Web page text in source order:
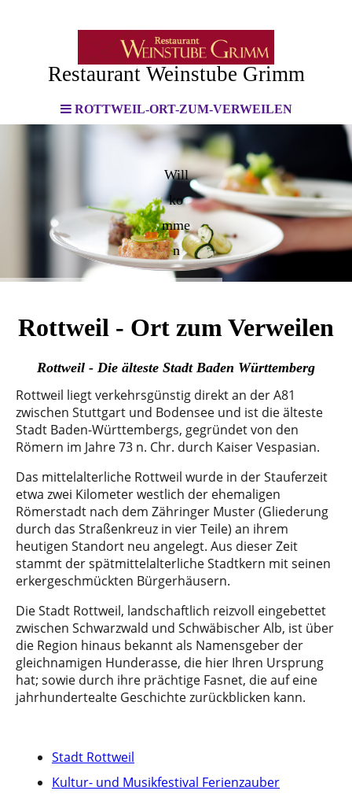
ROTTWEIL-ORT-ZUM-VERWEILEN
Restaurant Weinstube Grimm
Will
ko
mme
n
Rottweil - Ort zum Verweilen
Rottweil - Die älteste Stadt Baden Württemberg
Rottweil liegt verkehrsgünstig direkt an der A81
zwischen Stuttgart und Bodensee und ist die älteste
Stadt Baden-Württembergs, gegründet von den
Römern im Jahre 73 n. Chr. durch Kaiser Vespasian.
Das mittelalterliche Rottweil wurde in der Stauferzeit
etwa zwei Kilometer westlich der ehemaligen
Römerstadt nach dem Zähringer Muster (Gliederung
durch das Straßenkreuz in vier Teile) an ihrem
heutigen Standort neu angelegt. Aus dieser Zeit
stammt der spätmittelalterliche Stadtkern mit seinen
erkergeschmückten Bürgerhäusern.
Die Stadt Rottweil, landschaftlich reizvoll eingebettet
zwischen Schwarzwald und Schwäbischer Alb, ist über
die Region hinaus bekannt als Namensgeber der
gleichnamigen Hunderasse, die hier Ihren Ursprung
hat; sowie durch ihre prächtige Fasnet, die auf eine
jahrhundertealte Geschichte zurückblicken kann.
Stadt Rottweil
Kultur- und Musikfestival Ferienzauber